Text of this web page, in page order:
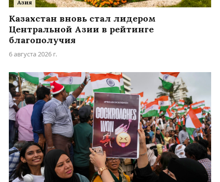
Азия
Казахстан вновь стал лидером
Центральной Азии в рейтинге
благополучия
6 августа 2026 г.